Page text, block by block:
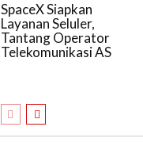
SpaceX Siapkan
Layanan Seluler,
Tantang Operator
Telekomunikasi AS